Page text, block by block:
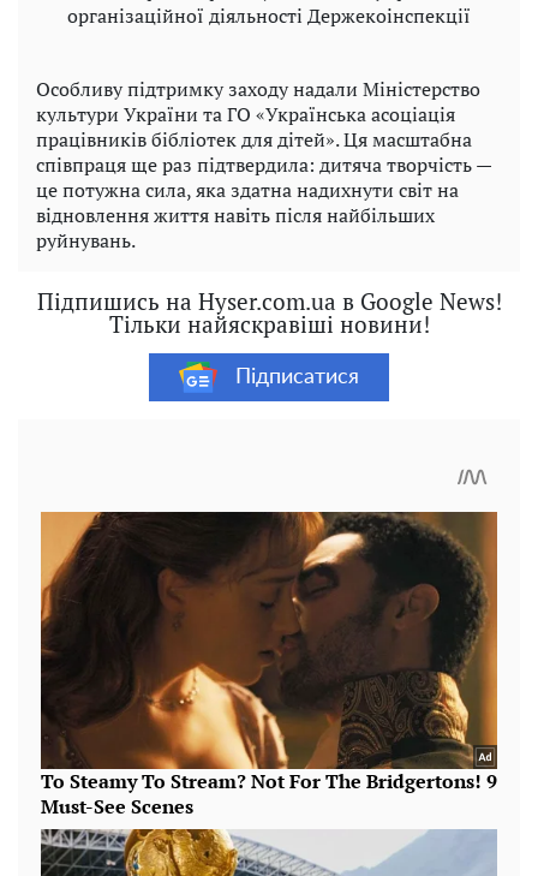
організаційної діяльності Держекоінспекції
Особливу підтримку заходу надали Міністерство
культури України та ГО «Українська асоціація
працівників бібліотек для дітей». Ця масштабна
співпраця ще раз підтвердила: дитяча творчість —
це потужна сила, яка здатна надихнути світ на
відновлення життя навіть після найбільших
руйнувань.
Підпишись на Hyser.com.ua в Google News!
Тільки найяскравіші новини!
Підписатися